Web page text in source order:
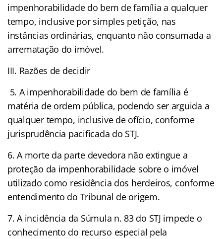
impenhorabilidade do bem de família a qualquer
tempo, inclusive por simples petição, nas
instâncias ordinárias, enquanto não consumada a
arrematação do imóvel.
III. Razões de decidir
5. A impenhorabilidade do bem de família é
matéria de ordem pública, podendo ser arguida a
qualquer tempo, inclusive de ofício, conforme
jurisprudência pacificada do STJ.
6. A morte da parte devedora não extingue a
proteção da impenhorabilidade sobre o imóvel
utilizado como residência dos herdeiros, conforme
entendimento do Tribunal de origem.
7. A incidência da Súmula n. 83 do STJ impede o
conhecimento do recurso especial pela